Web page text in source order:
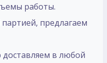
работы.
предлагаем
в любой